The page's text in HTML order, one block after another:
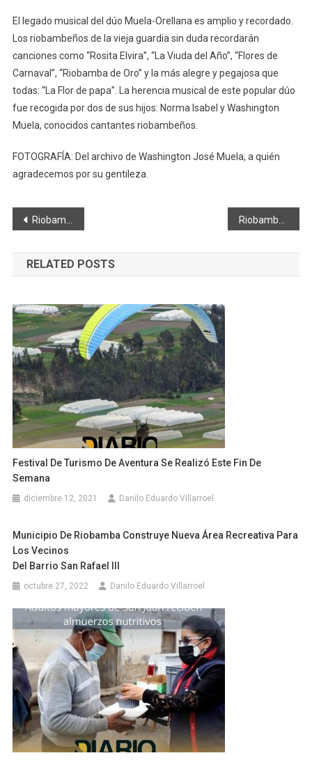
El legado musical del dúo Muela-Orellana es amplio y recordado.
Los riobambeños de la vieja guardia sin duda recordarán
canciones como “Rosita Elvira”, “La Viuda del Año”, “Flores de
Carnaval”, “Riobamba de Oro” y la más alegre y pegajosa que
todas: “La Flor de papa”. La herencia musical de este popular dúo
fue recogida por dos de sus hijos: Norma Isabel y Washington
Muela, conocidos cantantes riobambeños.
FOTOGRAFÍA: Del archivo de Washington José Muela, a quién
agradecemos por su gentileza.
Navegación
de
entradas
Riobamba: Sentenciado por matar a su hermano
RELATED POSTS
Festival De Turismo De Aventura Se Realizó Este Fin De
Semana
diciembre 12, 2021 Danilo Eduardo Villarroel
Municipio De Riobamba Construye Nueva Área Recreativa Para
Los Vecinos
Del Barrio San Rafael III
octubre 27, 2022 Danilo Eduardo Villarroel